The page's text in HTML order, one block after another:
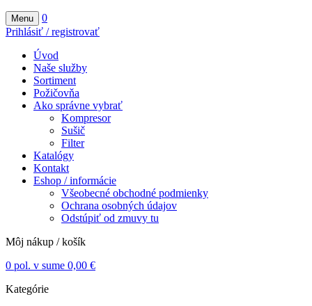
Menu
0
Prihlásiť / registrovať
Úvod
Naše služby
Sortiment
Požičovňa
Ako správne vybrať
Kompresor
Sušič
Filter
Katalógy
Kontakt
Eshop / informácie
Všeobecné obchodné podmienky
Ochrana osobných údajov
Odstúpiť od zmuvy tu
Môj nákup / košík
0 pol. v sume 0,00 €
Kategórie